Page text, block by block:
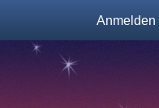
Anmelden